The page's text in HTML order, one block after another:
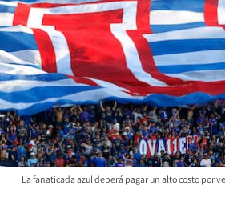
La fanaticada azul deberá pagar un alto costo por